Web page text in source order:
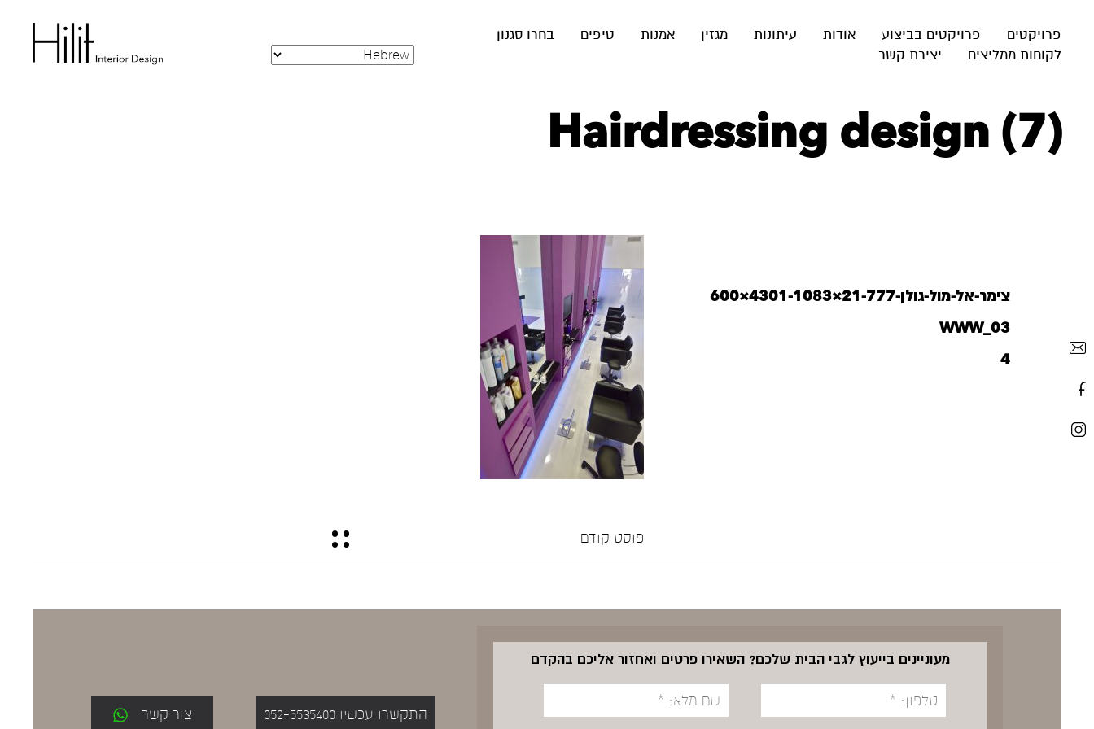
פרויקטים פרויקטים בביצוע אודות עיתונות מגזין אמנות טיפים
בחרו סגנון
לקוחות ממליצים
יצירת קשר
Hairdressing design (7)
צימר-אל-מול-גולן-21-777×4301-1083×600
WWW_03
4
פוסט קודם
מעוניינים בייעוץ לגבי הבית שלכם? השאירו פרטים ואחזור אליכם בהקדם
התקשרו עכשיו 052-5535400 צור קשר